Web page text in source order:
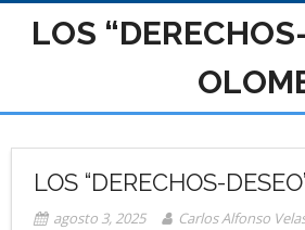
LOS
LOS “DERECHOS-
agosto 3, 2025 Carlos Alfonso